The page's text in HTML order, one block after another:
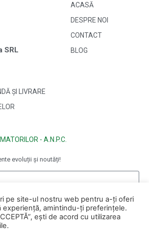
SRL
ACASĂ
DESPRE NOI
CONTACT
BLOG
ȘI LIVRARE
- A.N.P.C.
evoluții și noutăți!
pe site-ul nostru web pentru a-ți oferi
experiență, amintindu-ți preferințele.
ești de acord cu utilizarea